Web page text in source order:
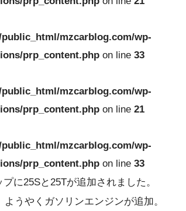
public_html/mzcarblog.com/wp-
prp_content.php on line 33
public_html/mzcarblog.com/wp-
prp_content.php on line 21
public_html/mzcarblog.com/wp-
prp_content.php on line 33
に25Sと25Tが追加されました。
うやくガソリンエンジンが追加。